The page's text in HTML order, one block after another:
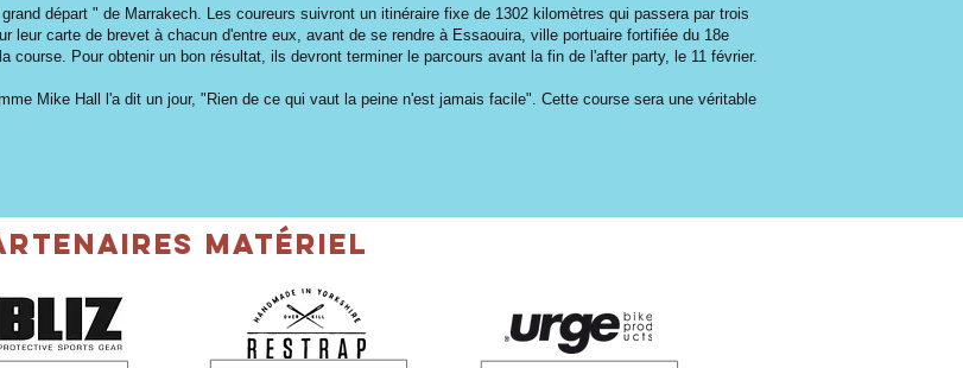
départ " de Marrakech. Les coureurs suivront un itinéraire fixe de 1302 kilomètres qui passera par trois
leur carte de brevet à chacun d'entre eux, avant de se rendre à Essaouira, ville portuaire fortifiée du 18e
course. Pour obtenir un bon résultat, ils devront terminer le parcours avant la fin de l'after party, le 11 février.
Mike Hall l'a dit un jour, "Rien de ce qui vaut la peine n'est jamais facile". Cette course sera une véritable
matériel